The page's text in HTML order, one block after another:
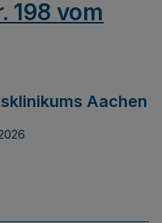
198 vom
Aachen